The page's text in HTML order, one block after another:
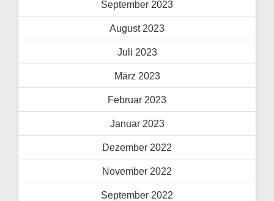
September 2023
August 2023
Juli 2023
März 2023
Februar 2023
Januar 2023
Dezember 2022
November 2022
September 2022